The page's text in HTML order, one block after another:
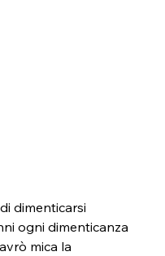
ogni dimenticanza
mica la